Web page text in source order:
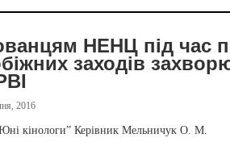
НЕНЦ під час
заходів
2016
кінологи” Керівник Мельничук О. М.